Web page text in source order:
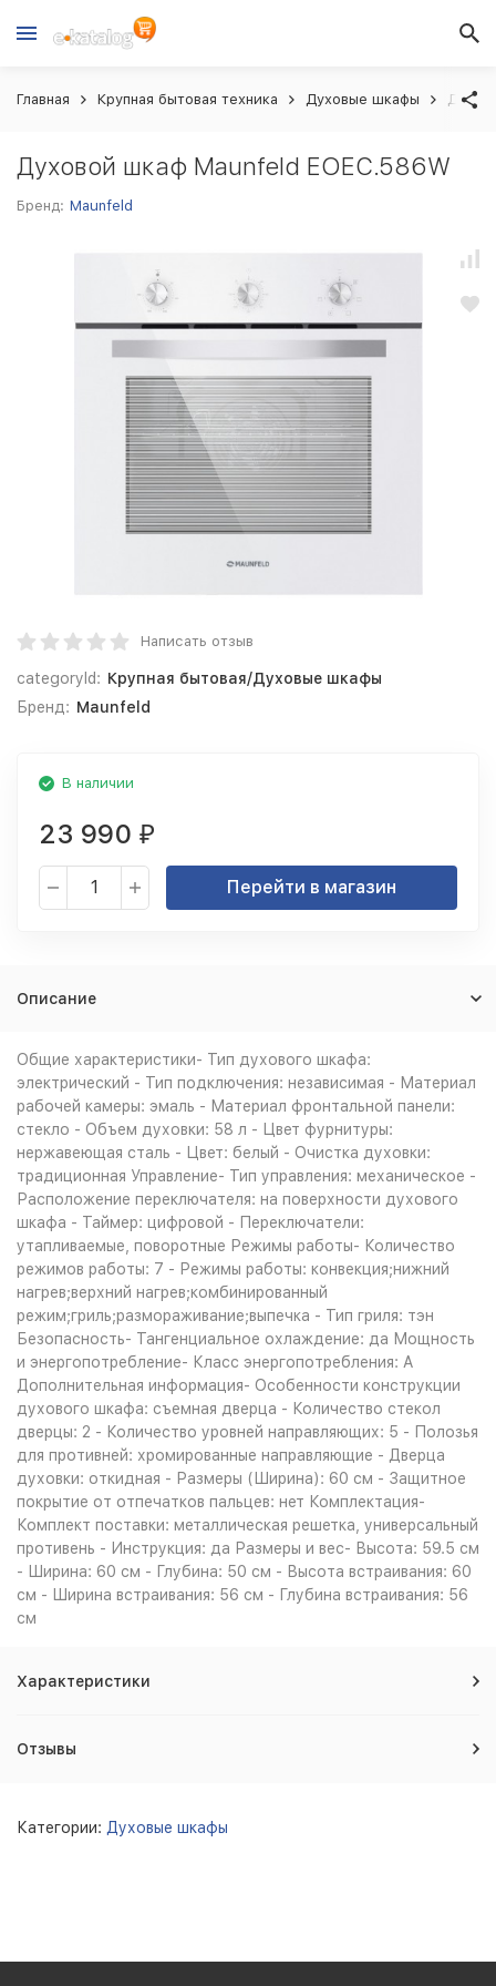
Главная Крупная бытовая техника Духовые шкафы
Духовой шкаф Maunfeld EOEC.586W
Бренд: Maunfeld
Написать отзыв
categoryId: Крупная бытовая/Духовые шкафы
Бренд: Maunfeld
В наличии
23 990 ₽
Перейти в магазин
Описание
Общие характеристики- Тип духового шкафа:
электрический - Тип подключения: независимая - Материал
рабочей камеры: эмаль - Материал фронтальной панели:
стекло - Объем духовки: 58 л - Цвет фурнитуры:
нержавеющая сталь - Цвет: белый - Очистка духовки:
традиционная Управление- Тип управления: механическое -
Расположение переключателя: на поверхности духового
шкафа - Таймер: цифровой - Переключатели:
утапливаемые, поворотные Режимы работы- Количество
режимов работы: 7 - Режимы работы: конвекция;нижний
нагрев;верхний нагрев;комбинированный
режим;гриль;размораживание;выпечка - Тип гриля: тэн
Безопасность- Тангенциальное охлаждение: да Мощность
и энергопотребление- Класс энергопотребления: A
Дополнительная информация- Особенности конструкции
духового шкафа: съемная дверца - Количество стекол
дверцы: 2 - Количество уровней направляющих: 5 - Полозья
для противней: хромированные направляющие - Дверца
духовки: откидная - Размеры (Ширина): 60 см - Защитное
покрытие от отпечатков пальцев: нет Комплектация-
Комплект поставки: металлическая решетка, универсальный
противень - Инструкция: да Размеры и вес- Высота: 59.5 см
- Ширина: 60 см - Глубина: 50 см - Высота встраивания: 60
см - Ширина встраивания: 56 см - Глубина встраивания: 56
см
Характеристики
Отзывы
Категории: Духовые шкафы